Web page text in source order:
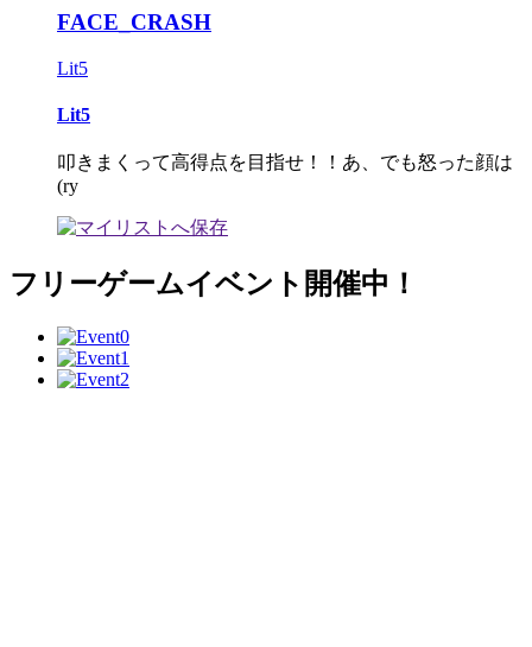
FACE_CRASH
Lit5
Lit5
叩きまくって高得点を目指せ！！あ、でも怒った顔は
(ry
フリーゲームイベント開催中！